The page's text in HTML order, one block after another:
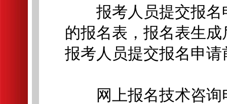
报考人员提交报名
的报名表，报名表生
报考人员提交报名申
网上报名技术咨询